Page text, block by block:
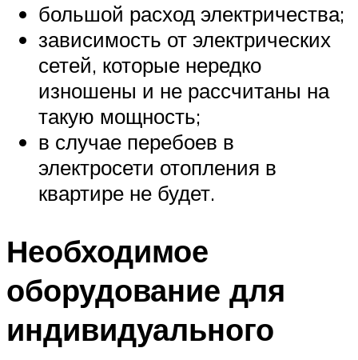
большой расход электричества;
зависимость от электрических
сетей, которые нередко
изношены и не рассчитаны на
такую мощность;
в случае перебоев в
электросети отопления в
квартире не будет.
Необходимое
оборудование для
индивидуального